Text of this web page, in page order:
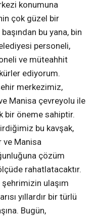
konumuna
çok güzel bir
bu yana, bin
personeli,
ve müteahhit
ediyorum.
merkezimiz,
Manisa çevreyolu ile
bir öneme sahiptir.
bu kavşak,
ve Manisa
çözüm
rahatlatacaktır.
ulaşım
yıllardır bir türlü
Bugün,